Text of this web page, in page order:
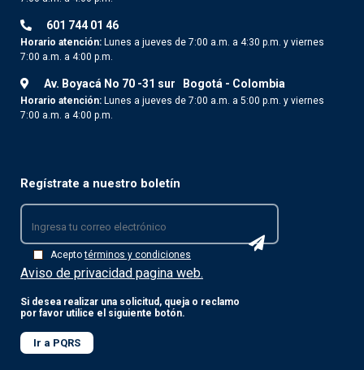
601 744 01 46
Horario atención: Lunes a jueves de 7:00 a.m. a 4:30 p.m. y viernes
7:00 a.m. a 4:00 p.m.
Av. Boyacá No 70 -31 sur Bogotá - Colombia
Horario atención: Lunes a jueves de 7:00 a.m. a 5:00 p.m. y viernes
7:00 a.m. a 4:00 p.m.
Regístrate a nuestro boletín
Aceptotérminos y condiciones
Aviso de privacidad pagina web.
Si desea realizar una solicitud, queja o reclamo
por favor utilice el siguiente botón.
Ir a PQRS